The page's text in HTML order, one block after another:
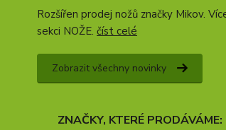
Rozšířen prodej nožů značky Mikov.
sekci NOŽE. číst celé
Zobrazit všechny novinky
ZNAČKY, KTERÉ PRODÁVÁME: